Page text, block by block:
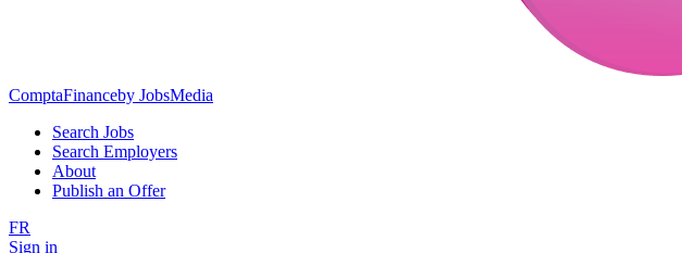
ComptaFinanceby JobsMedia
Search Jobs
Search Employers
About
Publish an Offer
FR
Sign in